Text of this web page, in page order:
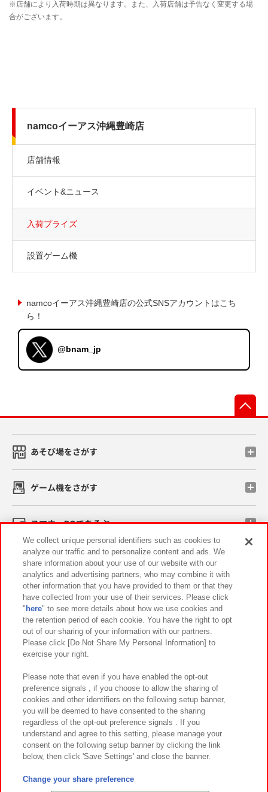
namcoイーアス沖縄豊崎店
店舗情報
イベント&ニュース
入荷プライズ
設置ゲーム機
namcoイーアス沖縄豊崎店の公式SNSアカウントはこち
ら！
@bnam_jp
あそび場をさがす
ゲーム機をさがす
スマホ・PCであそぶ
イベント・キャンペーン
関連会社 サステナビリティ サイトポリシー
プライバシーポリシー ウェブアクセシビリティ方針と検証結果
お取引先さまとともに
カスタマーハラスメント対応方針 よくあるご質問・お問い合わせ
©Bandai Namco Amusement Inc.
©Bandai Namco Amusement Lab Inc.
We collect unique personal identifiers such as cookies to
analyze our traffic and to personalize content and ads. We
share information about your use of our website with our
analytics and advertising partners, who may combine it with
other information that you have provided to them or that they
have collected from your use of their services. Please click
" here" to see more details about how we use cookies and
the retention period of each cookie. You have the right to opt
out of our sharing of your information with our partners.
Please click [Do Not Share My Personal Information] to
exercise your right.
Please note that even if you have enabled the opt-out
preference signals , if you choose to allow the sharing of
cookies and other identifiers on the following setup banner,
you will be deemed to have consented to the sharing
regardless of the opt-out preference signals . If you
understand and agree to this setting, please manage your
consent on the following setup banner by clicking the link
below, then click 'Save Settings' and close the banner.
Change your share preference